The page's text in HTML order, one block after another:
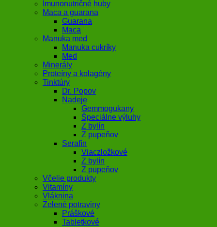
Imunonutričné huby
Maca a guarana
Guarana
Maca
Manuka med
Manuka cukríky
Med
Minerály
Proteíny a kolagény
Tinktúry
Dr. Popov
Nadeje
Gemmogukany
Špeciálne výluhy
Z bylín
Z pupeňov
Serafín
Viaczložkové
Z bylín
Z pupeňov
Včelie produkty
Vitamíny
Vláknina
Zelené potraviny
Práškové
Tabletkové